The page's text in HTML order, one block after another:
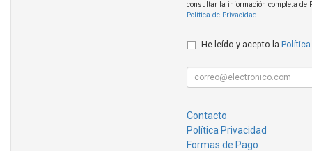
consultar la información completa de
Política de Privacidad.
He leído y acepto la Política
Contacto
Política Privacidad
Formas de Pago